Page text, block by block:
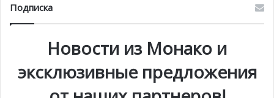
мире соревнованиям на водных велосипедах. Riviera
Water Bike Challenge (RWBC) пройдет 4 июня 2017 года
при поддержке Фонда принцессы Шарлен.
Подписка
Новости из Монако и
эксклюзивные предложения